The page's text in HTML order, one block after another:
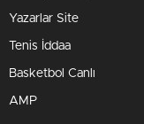
Yazarlar Site
Tenis İddaa
Basketbol Canlı
AMP